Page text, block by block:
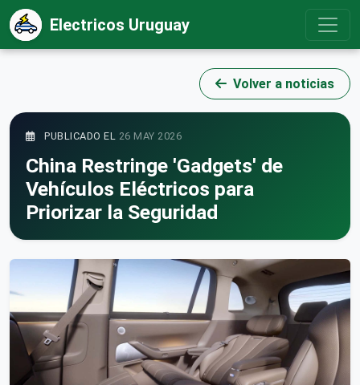
Electricos Uruguay
Volver a noticias
PUBLICADO EL 26 MAY 2026
China Restringe 'Gadgets' de
Vehículos Eléctricos para
Priorizar la Seguridad